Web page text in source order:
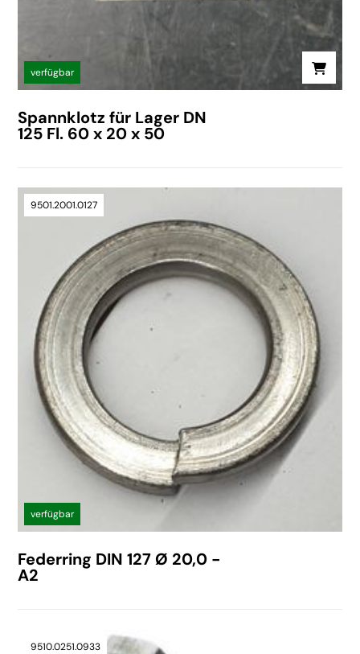
verfügbar
Spannklotz für Lager DN
125 Fl. 60 x 20 x 50
9501.2001.0127
verfügbar
Federring DIN 127 Ø 20,0 -
A2
9510.0251.0933